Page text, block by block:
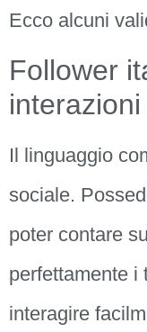
Ecco alcuni
Follower
Il linguaggio
sociale.
poter contare
perfettamente i
interagire